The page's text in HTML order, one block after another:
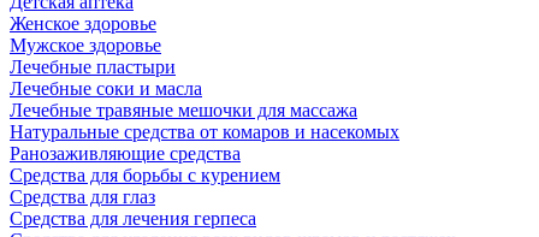
Женское здоровье
Мужское здоровье
Лечебные пластыри
Лечебные соки и масла
Лечебные травяные мешочки для массажа
Натуральные средства от комаров и насекомых
Ранозаживляющие средства
Средства для борьбы с курением
Средства для глаз
Средства для лечения герпеса